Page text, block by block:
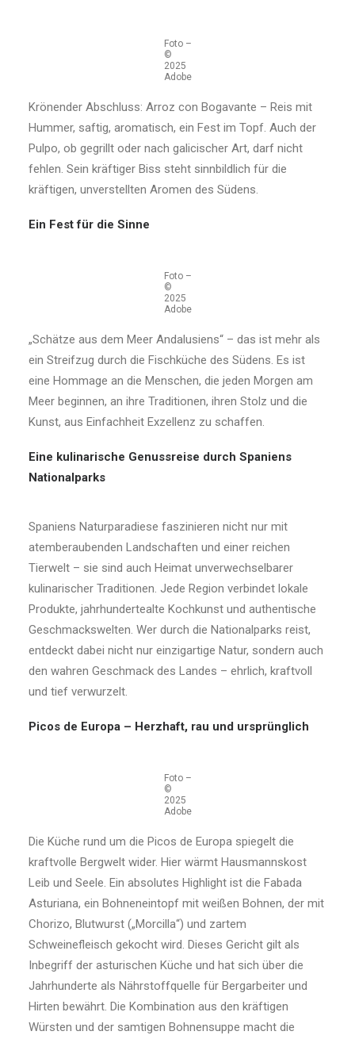
Foto –
©
2025
Adobe
Krönender Abschluss: Arroz con Bogavante – Reis mit
Hummer, saftig, aromatisch, ein Fest im Topf. Auch der
Pulpo, ob gegrillt oder nach galicischer Art, darf nicht
fehlen. Sein kräftiger Biss steht sinnbildlich für die
kräftigen, unverstellten Aromen des Südens.
Ein Fest für die Sinne
Foto –
©
2025
Adobe
„Schätze aus dem Meer Andalusiens“ – das ist mehr als
ein Streifzug durch die Fischküche des Südens. Es ist
eine Hommage an die Menschen, die jeden Morgen am
Meer beginnen, an ihre Traditionen, ihren Stolz und die
Kunst, aus Einfachheit Exzellenz zu schaffen.
Eine kulinarische Genussreise durch Spaniens
Nationalparks
Spaniens Naturparadiese faszinieren nicht nur mit
atemberaubenden Landschaften und einer reichen
Tierwelt – sie sind auch Heimat unverwechselbarer
kulinarischer Traditionen. Jede Region verbindet lokale
Produkte, jahrhundertealte Kochkunst und authentische
Geschmackswelten. Wer durch die Nationalparks reist,
entdeckt dabei nicht nur einzigartige Natur, sondern auch
den wahren Geschmack des Landes – ehrlich, kraftvoll
und tief verwurzelt.
Picos de Europa – Herzhaft, rau und ursprünglich
Foto –
©
2025
Adobe
Die Küche rund um die Picos de Europa spiegelt die
kraftvolle Bergwelt wider. Hier wärmt Hausmannskost
Leib und Seele. Ein absolutes Highlight ist die Fabada
Asturiana, ein Bohneneintopf mit weißen Bohnen, der mit
Chorizo, Blutwurst („Morcilla“) und zartem
Schweinefleisch gekocht wird. Dieses Gericht gilt als
Inbegriff der asturischen Küche und hat sich über die
Jahrhunderte als Nährstoffquelle für Bergarbeiter und
Hirten bewährt. Die Kombination aus den kräftigen
Würsten und der samtigen Bohnensuppe macht die